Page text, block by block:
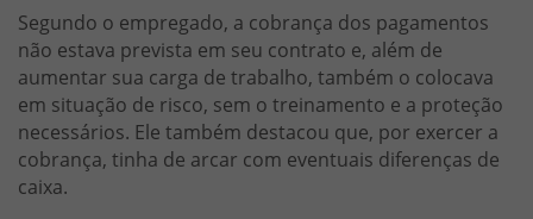
Segundo o empregado, a cobrança dos pagamentos
não estava prevista em seu contrato e, além de
aumentar sua carga de trabalho, também o colocava
em situação de risco, sem o treinamento e a proteção
necessários. Ele também destacou que, por exercer a
cobrança, tinha de arcar com eventuais diferenças de
caixa.